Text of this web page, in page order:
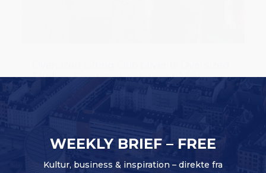
WEEKLY BRIEF – FREE
Kultur, business & inspiration – direkte fra